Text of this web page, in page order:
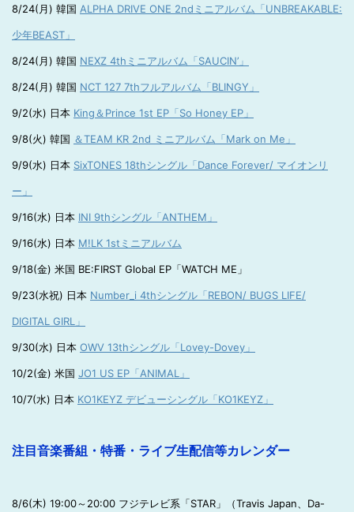
8/24(月) 韓国 ALPHA DRIVE ONE 2ndミニアルバム「UNBREAKABLE:
少年BEAST」
8/24(月) 韓国 NEXZ 4thミニアルバム「SAUCIN’」
8/24(月) 韓国 NCT 127 7thフルアルバム「BLINGY」
9/2(水) 日本 King＆Prince 1st EP「So Honey EP」
9/8(火) 韓国 ＆TEAM KR 2nd ミニアルバム「Mark on Me」
9/9(水) 日本 SixTONES 18thシングル「Dance Forever/ マイオンリ
ー」
9/16(水) 日本 INI 9thシングル「ANTHEM」
9/16(水) 日本 M!LK 1stミニアルバム
9/18(金) 米国 BE:FIRST Global EP「WATCH ME」
9/23(水祝) 日本 Number_i 4thシングル「REBON/ BUGS LIFE/
DIGITAL GIRL」
9/30(水) 日本 OWV 13thシングル「Lovey-Dovey」
10/2(金) 米国 JO1 US EP「ANIMAL」
10/7(水) 日本 KO1KEYZ デビューシングル「KO1KEYZ」
注目音楽番組・特番・ライブ生配信等カレンダー
8/6(木) 19:00～20:00 フジテレビ系「STAR」（Travis Japan、Da-